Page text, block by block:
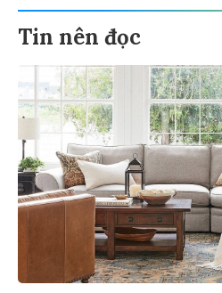
Tin nên đọc